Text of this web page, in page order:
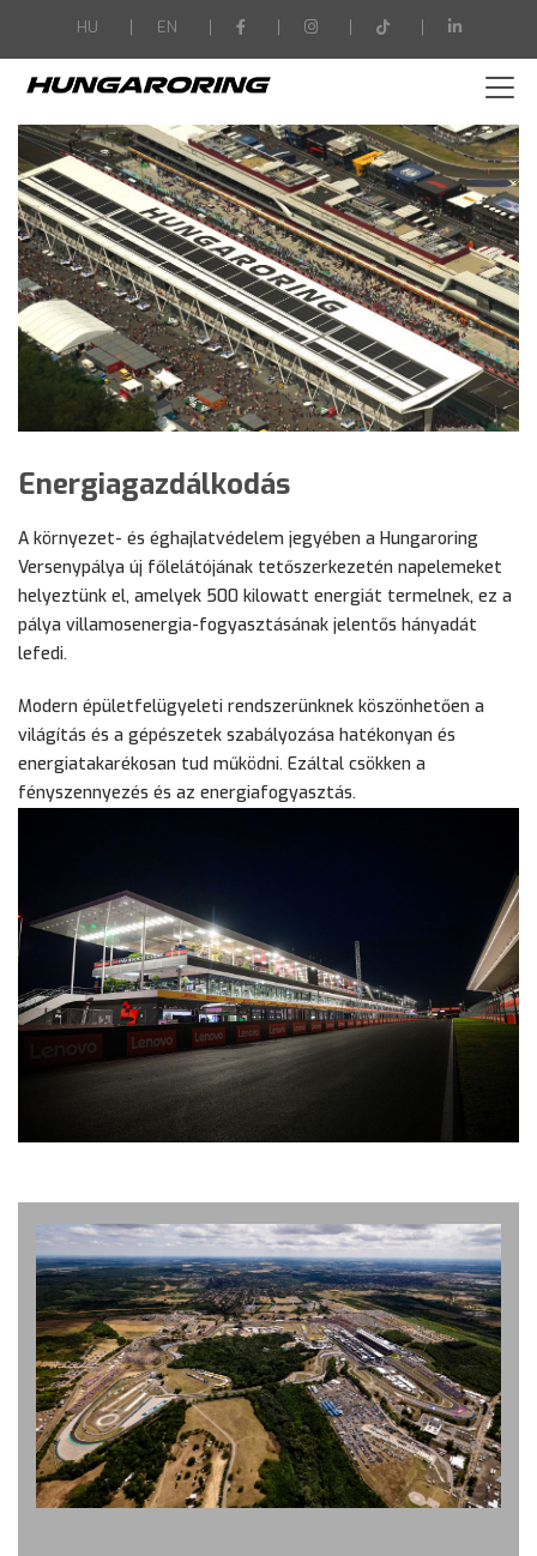
HU EN
Energiagazdálkodás
A környezet- és éghajlatvédelem jegyében a Hungaroring
Versenypálya új főlelátójának tetőszerkezetén napelemeket
helyeztünk el, amelyek 500 kilowatt energiát termelnek, ez a
pálya villamosenergia-fogyasztásának jelentős hányadát
lefedi.
Modern épületfelügyeleti rendszerünknek köszönhetően a
világítás és a gépészetek szabályozása hatékonyan és
energiatakarékosan tud működni. Ezáltal csökken a
fényszennyezés és az energiafogyasztás.